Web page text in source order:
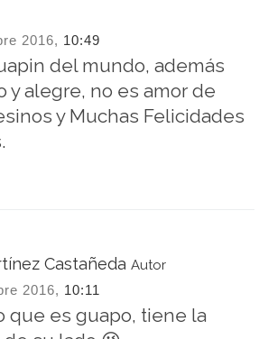
2016, 10:49
del mundo, además
y alegre, no es amor de
y Muchas Felicidades
Castañeda Autor
2016, 10:11
que es guapo, tiene la